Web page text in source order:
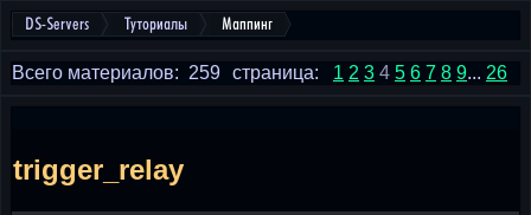
DS-Servers Туториалы Маппинг
страница: 1 2 3 4 5 6 7 8 9... 26
Всего материалов: 259
trigger_relay